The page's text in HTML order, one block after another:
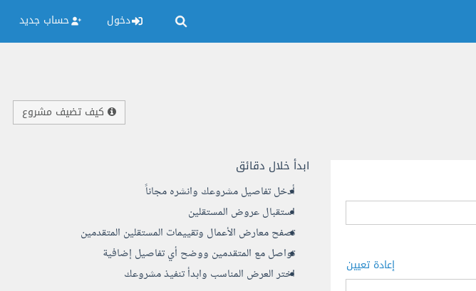
دخول حساب جديد
كيف تضيف مشروع
ابدأ خلال دقائق
أدخل تفاصيل مشروعك وانشره مجاناً
استقبال عروض المستقلين
تصفح معارض الأعمال وتقييمات المستقلين المتقدمين
تواصل مع المتقدمين ووضح أي تفاصيل إضافية
اختر العرض المناسب وابدأ تنفيذ مشروعك
إعادة تعيين